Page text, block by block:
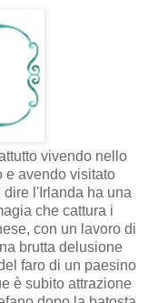
vivendo nello
e avendo visitato
l'Irlanda ha una
che cattura i
con un lavoro di
brutta delusione
faro di un paesino
è subito attrazione